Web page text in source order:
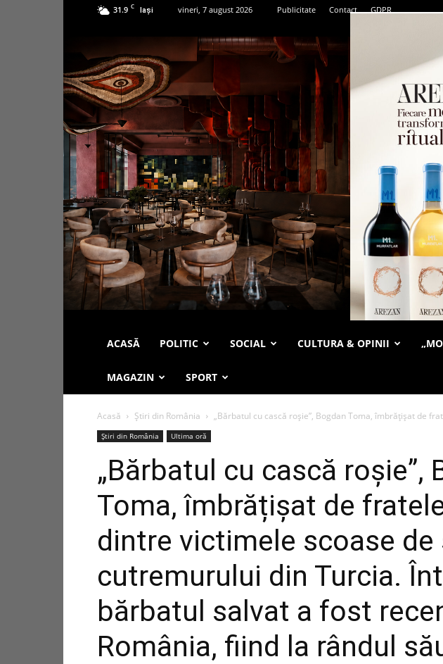
31.9 C Iași vineri, 7 august 2026 Publicitate Contact GDPR
ACASĂ POLITIC SOCIAL CULTURA & OPINII
MAGAZIN SPORT
Acasă Știri din România „Bărbatul cu cască roșie”, Bogdan Toma, îmbrățișat de
Știri din România Ultima oră
„Bărbatul cu cască roșie”,
Toma, îmbrățișat de
dintre victimele scoase de
cutremurului din Turcia.
bărbatul salvat a fost
România, fiind la rândul